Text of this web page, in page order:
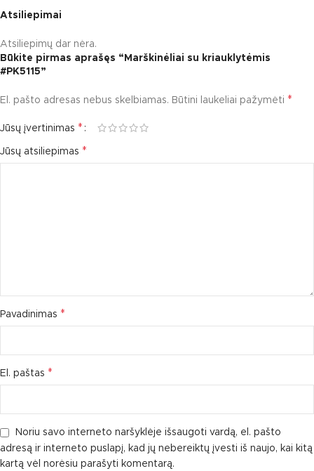
Atsiliepimai
Atsiliepimų dar nėra.
Būkite pirmas aprašęs “Marškinėliai su kriauklytėmis
#PK5115”
El. pašto adresas nebus skelbiamas. Būtini laukeliai pažymėti *
Jūsų įvertinimas *
Jūsų atsiliepimas *
Pavadinimas *
El. paštas *
Noriu savo interneto naršyklėje išsaugoti vardą, el. pašto
adresą ir interneto puslapį, kad jų nebereiktų įvesti iš naujo, kai kitą
kartą vėl norėsiu parašyti komentarą.